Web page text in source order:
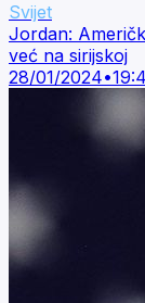
Svijet
Jordan:
već na sirijskoj
28/01/2024•